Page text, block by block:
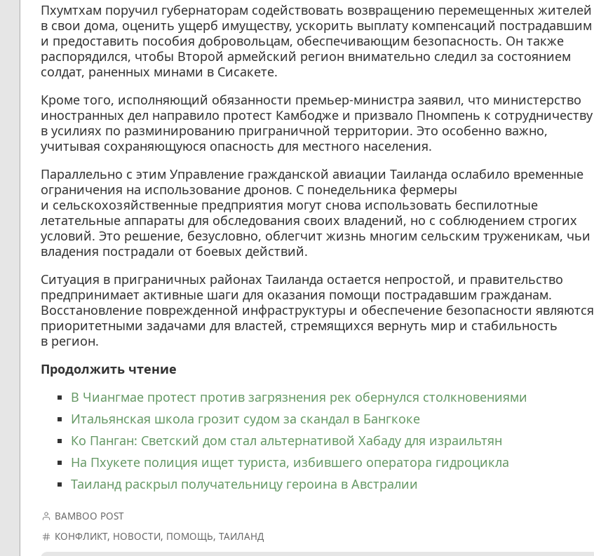
Пхумтхам поручил губернаторам содействовать возвращению перемещенных жителей
в свои дома, оценить ущерб имуществу, ускорить выплату компенсаций пострадавшим
и предоставить пособия добровольцам, обеспечивающим безопасность. Он также
распорядился, чтобы Второй армейский регион внимательно следил за состоянием
солдат, раненных минами в Сисакете.
Кроме того, исполняющий обязанности премьер-министра заявил, что министерство
иностранных дел направило протест Камбодже и призвало Пномпень к сотрудничеству
в усилиях по разминированию приграничной территории. Это особенно важно,
учитывая сохраняющуюся опасность для местного населения.
Параллельно с этим Управление гражданской авиации Таиланда ослабило временные
ограничения на использование дронов. С понедельника фермеры
и сельскохозяйственные предприятия могут снова использовать беспилотные
летательные аппараты для обследования своих владений, но с соблюдением строгих
условий. Это решение, безусловно, облегчит жизнь многим сельским труженикам, чьи
владения пострадали от боевых действий.
Ситуация в приграничных районах Таиланда остается непростой, и правительство
предпринимает активные шаги для оказания помощи пострадавшим гражданам.
Восстановление поврежденной инфраструктуры и обеспечение безопасности являются
приоритетными задачами для властей, стремящихся вернуть мир и стабильность
в регион.
Продолжить чтение
В Чиангмае протест против загрязнения рек обернулся столкновениями
Итальянская школа грозит судом за скандал в Бангкоке
Ко Панган: Светский дом стал альтернативой Хабаду для израильтян
На Пхукете полиция ищет туриста, избившего оператора гидроцикла
Таиланд раскрыл получательницу героина в Австралии
BAMBOO POST
КОНФЛИКТ, НОВОСТИ, ПОМОЩЬ,ТАИЛАНД